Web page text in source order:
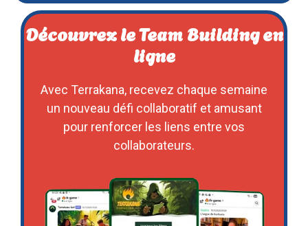
Découvrez le Team Building en
ligne
Avec Terrakana, recevez chaque semaine
un nouveau défi collaboratif et amusant
pour renforcer les liens entre vos
collaborateurs.